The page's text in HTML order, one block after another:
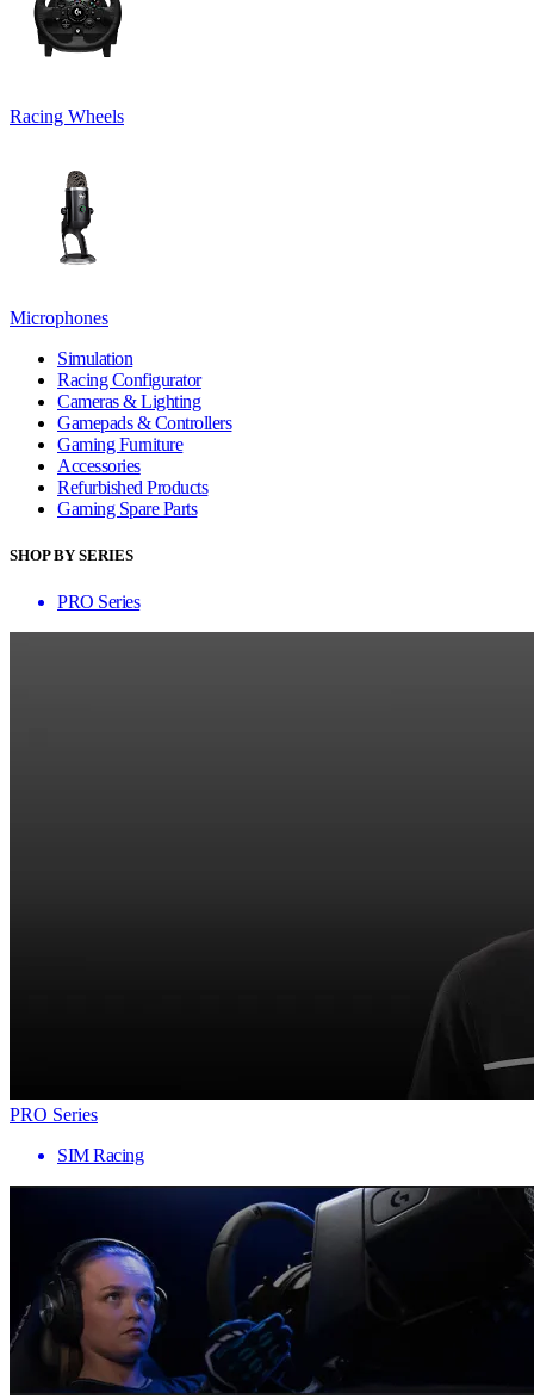
Racing Wheels
Microphones
Simulation
Racing Configurator
Cameras & Lighting
Gamepads & Controllers
Gaming Furniture
Accessories
Refurbished Products
Gaming Spare Parts
SHOP BY SERIES
PRO Series
PRO Series
SIM Racing